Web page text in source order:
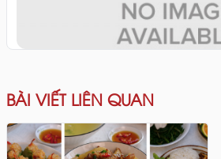
BÀI VIẾT LIÊN QUAN